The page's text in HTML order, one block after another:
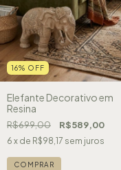
16% OFF
Elefante Decorativo em
Resina
R$699,00 R$589,00
6 x de R$98,17 sem juros